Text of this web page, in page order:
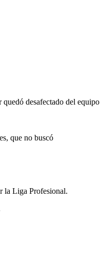
desafectado del equipo
que no buscó
la Liga Profesional.